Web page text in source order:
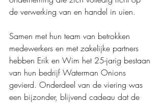
de verwerking van en handel in uien.
Samen met hun team van betrokken
medewerkers en met zakelijke partners
hebben Erik en Wim het 25-jarig bestaan
van hun bedrijf Waterman Onions
gevierd. Onderdeel van de viering was
een bijzonder, blijvend cadeau dat de